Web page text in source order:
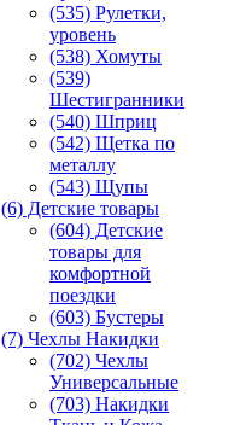
(535) Рулетки,
уровень
(538) Хомуты
(539)
Шестигранники
(540) Шприц
(542) Щетка по
металлу
(543) Щупы
(6) Детские товары
(604) Детские
товары для
комфортной
поездки
(603) Бустеры
(7) Чехлы Накидки
(702) Чехлы
Универсальные
(703) Накидки